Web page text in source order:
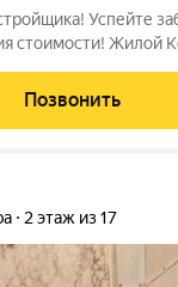
Успейте
стоимости! Жилой
м этаже 40
в
Позвонить
2 этаж из 17